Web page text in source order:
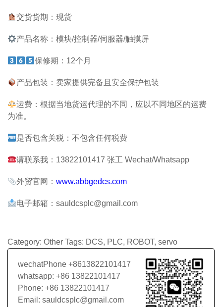
交货货期：现货
产品名称：模块/控制器/伺服器/触摸屏
保修期：12个月
产品包装：卖家提供完备且安全保护包装
运费：根据当地货运代理的不同，应以不同地区的运费
为准。
是否包含关税：不包含任何税费
请联系我：13822101417 张工 Wechat/Whatsapp
外贸官网：www.abbgedcs.com
电子邮箱：sauldcsplc@gmail.com
Category: Other Tags: DCS, PLC, ROBOT, servo
wechatPhone +8613822101417
whatsapp: +86 13822101417
Phone: +86 13822101417
Email: sauldcsplc@gmail.com